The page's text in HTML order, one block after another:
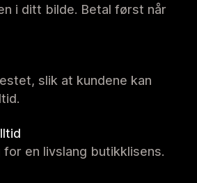
i ditt bilde. Betal først når
slik at kundene kan
for en livslang butikklisens.